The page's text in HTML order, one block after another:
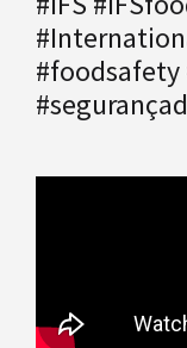
#foodsafety